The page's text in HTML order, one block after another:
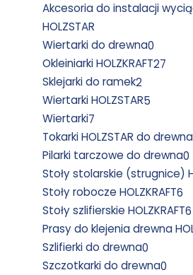
Akcesoria do instalacji
HOLZSTAR
Wiertarki do drewna0
Okleiniarki HOLZKRAFT27
Sklejarki do ramek2
Wiertarki HOLZSTAR5
Wiertarki7
Tokarki HOLZSTAR do drewna
Pilarki tarczowe do drewna0
Stoły stolarskie (strugnice)
Stoły robocze HOLZKRAFT6
Stoły szlifierskie HOLZKRAFT6
Prasy do klejenia drewna
Szlifierki do drewna0
Szczotkarki do drewna0